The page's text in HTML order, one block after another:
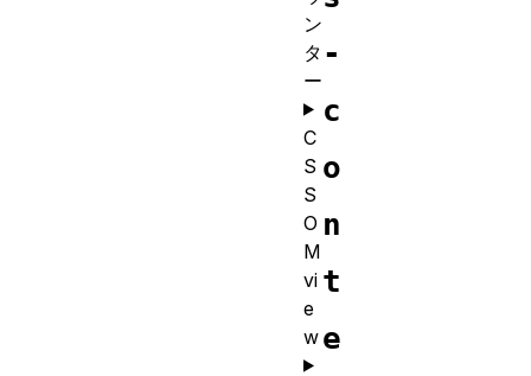
-
c
o
n
t
e
ン
タ
ー
C
S
S
O
M
vi
e
w